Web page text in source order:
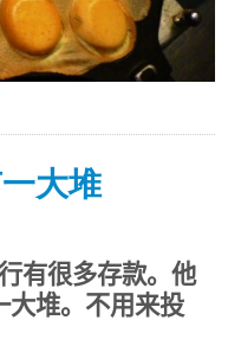
大堆
多存款。他
大堆。不用来投